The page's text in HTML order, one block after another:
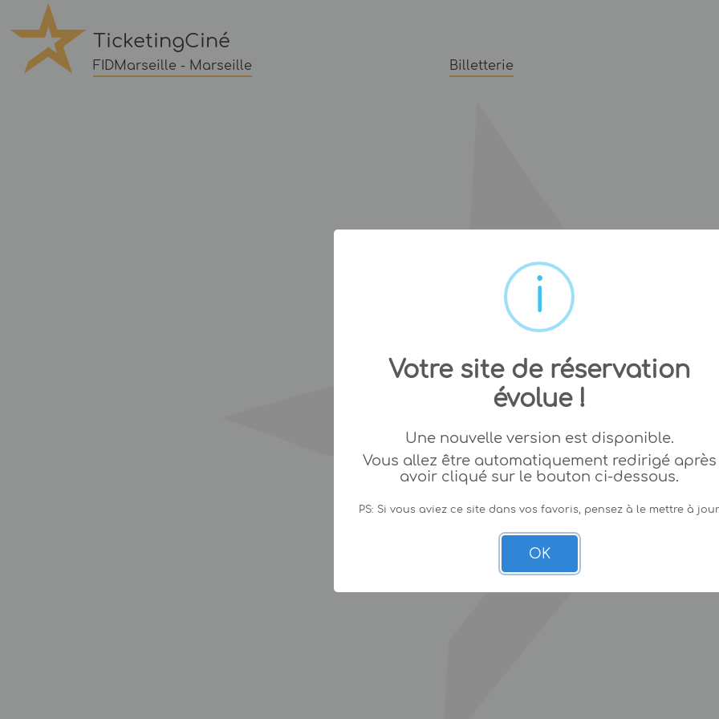
TicketingCiné
FIDMarseille - Marseille Billetterie
Votre site de réservation
évolue !
Une nouvelle version est disponible.
Vous allez être automatiquement redirigé après
avoir cliqué sur le bouton ci-dessous.
PS: Si vous aviez ce site dans vos favoris, pensez à le mettre à
OK